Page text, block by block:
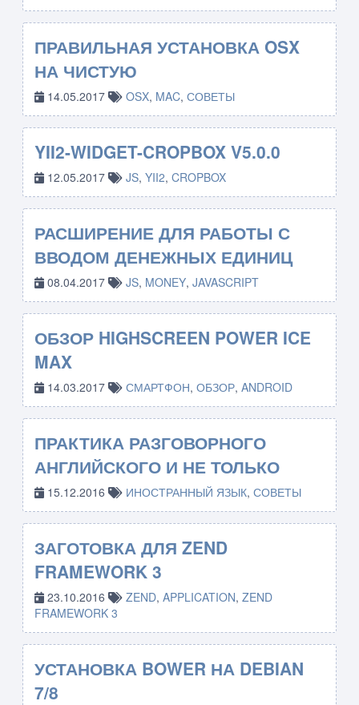
ПРАВИЛЬНАЯ УСТАНОВКА OSX
НА ЧИСТУЮ
14.05.2017 OSX, MAC, СОВЕТЫ
YII2-WIDGET-CROPBOX V5.0.0
12.05.2017 JS, YII2, CROPBOX
РАСШИРЕНИЕ ДЛЯ РАБОТЫ С
ВВОДОМ ДЕНЕЖНЫХ ЕДИНИЦ
08.04.2017 JS, MONEY, JAVASCRIPT
ОБЗОР HIGHSCREEN POWER ICE
MAX
14.03.2017 СМАРТФОН, ОБЗОР, ANDROID
ПРАКТИКА РАЗГОВОРНОГО
АНГЛИЙСКОГО И НЕ ТОЛЬКО
15.12.2016 ИНОСТРАННЫЙ ЯЗЫК, СОВЕТЫ
ЗАГОТОВКА ДЛЯ ZEND
FRAMEWORK 3
23.10.2016 ZEND, APPLICATION, ZEND
FRAMEWORK 3
УСТАНОВКА BOWER НА DEBIAN
7/8